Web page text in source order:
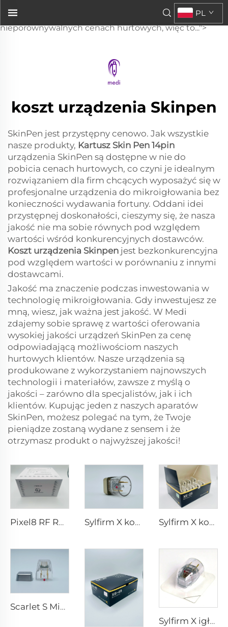
, urządzenia SkinPen są dostępne w
nieporównywalnych cenach hurtowych, więc to...">
PL
koszt urządzenia Skinpen
SkinPen jest przystępny cenowo. Jak wszystkie
nasze produkty, Kartusz Skin Pen 14pin
urządzenia SkinPen są dostępne w nie do
pobicia cenach hurtowych, co czyni je idealnym
rozwiązaniem dla firm chcących wyposażyć się w
profesjonalne urządzenia do mikroigłowania bez
konieczności wydawania fortuny. Oddani idei
przystępnej doskonałości, cieszymy się, że nasza
jakość nie ma sobie równych pod względem
wartości wśród konkurencyjnych dostawców.
Koszt urządzenia Skinpen jest bezkonkurencyjna
pod względem wartości w porównaniu z innymi
dostawcami.
Jakość ma znaczenie podczas inwestowania w
technologię mikroigłowania. Gdy inwestujesz ze
mną, wiesz, jak ważna jest jakość. W Medi
zdajemy sobie sprawę z wartości oferowania
wysokiej jakości urządzeń SkinPen za cenę
odpowiadającą możliwościom naszych
hurtowych klientów. Nasze urządzenia są
produkowane z wykorzystaniem najnowszych
technologii i materiałów, zawsze z myślą o
jakości – zarówno dla specjalistów, jak i ich
klientów. Kupując jeden z naszych aparatów
SkinPen, możesz polegać na tym, że Twoje
pieniądze zostaną wydane z sensem i że
otrzymasz produkt o najwyższej jakości!
Pixel8 RF Rohrer Aesthetic końcówki 25 49 64 Sylfirm X końcówki do mikroigłowania rf X-25 Sylfirm X końcówki do mikroigłowania rf XE-25
Scarlet S Mikroigłowanie rf dwubiegunowe elektrody zużywalne końcówki 25pin
Sylfirm X igłowanie mikroigłowe końcówka rf sylfirm x XE-25 kaseton od firmy Viol